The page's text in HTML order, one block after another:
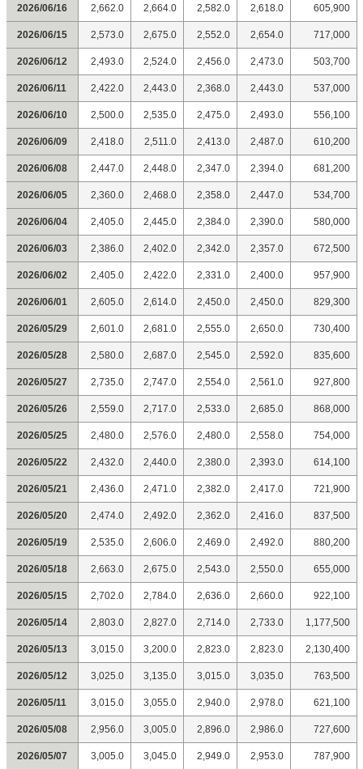
2026/06/16 2,662.0 2,664.0 2,582.0 2,618.0 605,900
2026/06/15 2,573.0 2,675.0 2,552.0 2,654.0 717,000
2026/06/12 2,493.0 2,524.0 2,456.0 2,473.0 503,700
2026/06/11 2,422.0 2,443.0 2,368.0 2,443.0 537,000
2026/06/10 2,500.0 2,535.0 2,475.0 2,493.0 556,100
2026/06/09 2,418.0 2,511.0 2,413.0 2,487.0 610,200
2026/06/08 2,447.0 2,448.0 2,347.0 2,394.0 681,200
2026/06/05 2,360.0 2,468.0 2,358.0 2,447.0 534,700
2026/06/04 2,405.0 2,445.0 2,384.0 2,390.0 580,000
2026/06/03 2,386.0 2,402.0 2,342.0 2,357.0 672,500
2026/06/02 2,405.0 2,422.0 2,331.0 2,400.0 957,900
2026/06/01 2,605.0 2,614.0 2,450.0 2,450.0 829,300
2026/05/29 2,601.0 2,681.0 2,555.0 2,650.0 730,400
2026/05/28 2,580.0 2,687.0 2,545.0 2,592.0 835,600
2026/05/27 2,735.0 2,747.0 2,554.0 2,561.0 927,800
2026/05/26 2,559.0 2,717.0 2,533.0 2,685.0 868,000
2026/05/25 2,480.0 2,576.0 2,480.0 2,558.0 754,000
2026/05/22 2,432.0 2,440.0 2,380.0 2,393.0 614,100
2026/05/21 2,436.0 2,471.0 2,382.0 2,417.0 721,900
2026/05/20 2,474.0 2,492.0 2,362.0 2,416.0 837,500
2026/05/19 2,535.0 2,606.0 2,469.0 2,492.0 880,200
2026/05/18 2,663.0 2,675.0 2,543.0 2,550.0 655,000
2026/05/15 2,702.0 2,784.0 2,636.0 2,660.0 922,100
2026/05/14 2,803.0 2,827.0 2,714.0 2,733.0 1,177,500
2026/05/13 3,015.0 3,200.0 2,823.0 2,823.0 2,130,400
2026/05/12 3,025.0 3,135.0 3,015.0 3,035.0 763,500
2026/05/11 3,015.0 3,055.0 2,940.0 2,978.0 621,100
2026/05/08 2,956.0 3,005.0 2,896.0 2,986.0 727,600
2026/05/07 3,005.0 3,045.0 2,949.0 2,953.0 787,900